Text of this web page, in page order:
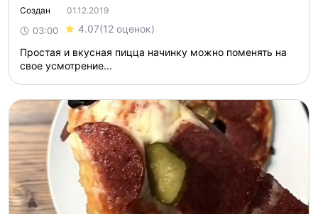
Создан 01.12.2019
03:00 4.07(12 оценок)
Простая и вкусная пицца начинку можно поменять на
свое усмотрение...